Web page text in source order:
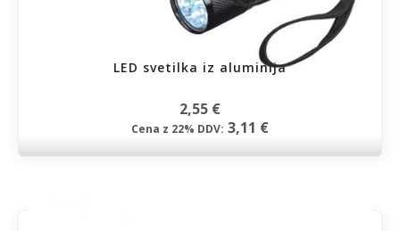
LED svetilka iz aluminija
2,55 €
Cena z 22% DDV: 3,11 €